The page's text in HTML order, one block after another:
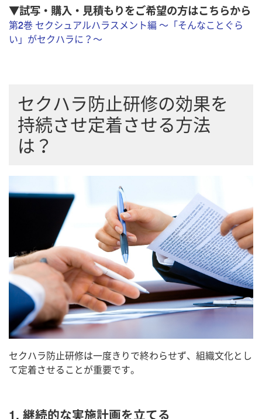
▼試写・購入・見積もりをご希望の方はこちらから
第2巻 セクシュアルハラスメント編 ～「そんなことぐら
い」がセクハラに？～
セクハラ防止研修の効果を
持続させ定着させる方法
は？
セクハラ防止研修は一度きりで終わらせず、組織文化とし
て定着させることが重要です。
1. 継続的な実施計画を立てる